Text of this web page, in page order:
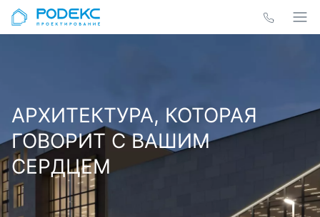
АРХИТЕКТУРА, КОТОРАЯ
ГОВОРИТ С ВАШИМ
СЕРДЦЕМ